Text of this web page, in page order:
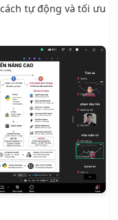
tự động và tối ưu